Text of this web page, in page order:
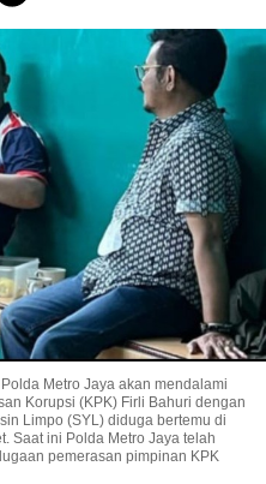
Metro Jaya akan mendalami
Korupsi (KPK) Firli Bahuri dengan
Limpo (SYL) diduga bertemu di
Saat ini Polda Metro Jaya telah
pemerasan pimpinan KPK